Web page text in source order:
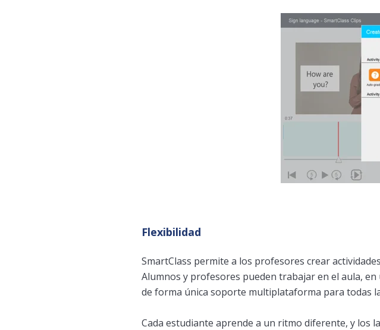
Flexibilidad
SmartClass permite a los profesores crear
Alumnos y profesores pueden trabajar en el aula,
de forma única soporte multiplataforma para todas
Cada estudiante aprende a un ritmo diferente, y los